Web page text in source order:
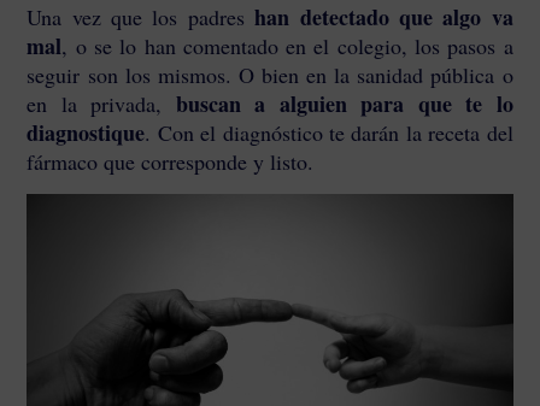
Una vez que los padreshan detectado que algo va
mal, o se lo han comentado en el colegio, los pasos a
seguir son los mismos. O bien en la sanidad pública o
en la privada, buscan a alguien para que te lo
diagnostique. Con el diagnóstico te darán la receta del
fármaco que corresponde y listo.